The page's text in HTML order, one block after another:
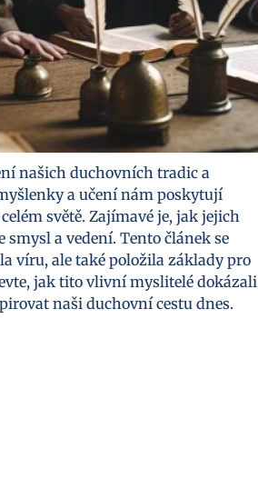
našich duchovních tradic a
a učení nám poskytují
světě. Zajímavé je, jak jejich
a vedení. Tento článek se
víru, ale také položila základy pro
jak tito vlivní myslitelé dokázali
naši duchovní cestu dnes.